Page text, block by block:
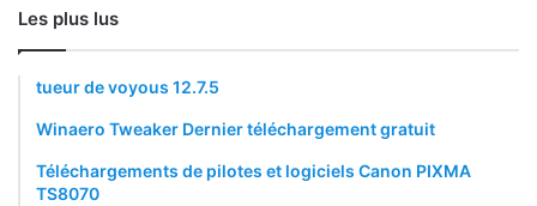
Les plus lus
tueur de voyous 12.7.5
Winaero Tweaker Dernier téléchargement gratuit
Téléchargements de pilotes et logiciels Canon PIXMA
TS8070